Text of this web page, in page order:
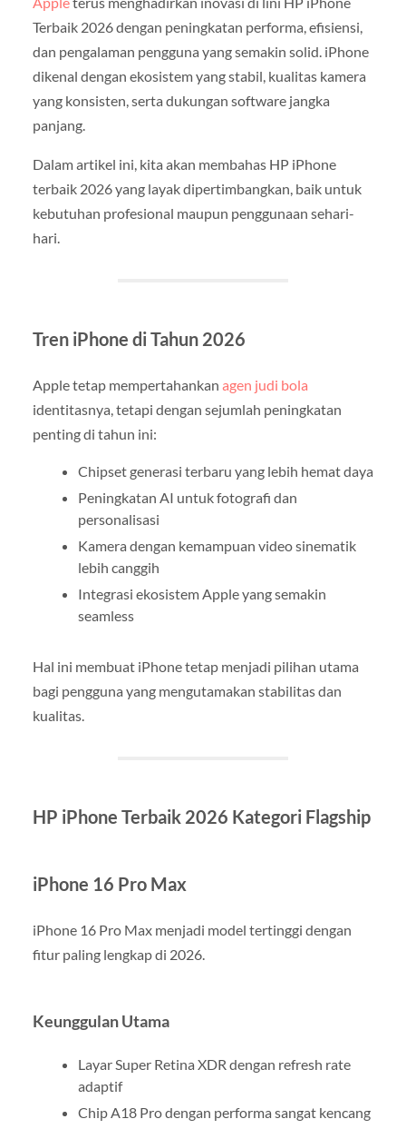
Terbaik 2026 dengan peningkatan performa, efisiensi,
dan pengalaman pengguna yang semakin solid. iPhone
dikenal dengan ekosistem yang stabil, kualitas kamera
yang konsisten, serta dukungan software jangka
panjang.
Dalam artikel ini, kita akan membahas HP iPhone
terbaik 2026 yang layak dipertimbangkan, baik untuk
kebutuhan profesional maupun penggunaan sehari-
hari.
Tren iPhone di Tahun 2026
Apple tetap mempertahankan agen judi bola
identitasnya, tetapi dengan sejumlah peningkatan
penting di tahun ini:
Chipset generasi terbaru yang lebih hemat daya
Peningkatan AI untuk fotografi dan
personalisasi
Kamera dengan kemampuan video sinematik
lebih canggih
Integrasi ekosistem Apple yang semakin
seamless
Hal ini membuat iPhone tetap menjadi pilihan utama
bagi pengguna yang mengutamakan stabilitas dan
kualitas.
HP iPhone Terbaik 2026 Kategori Flagship
iPhone 16 Pro Max
iPhone 16 Pro Max menjadi model tertinggi dengan
fitur paling lengkap di 2026.
Keunggulan Utama
Layar Super Retina XDR dengan refresh rate
adaptif
Chip A18 Pro dengan performa sangat kencang